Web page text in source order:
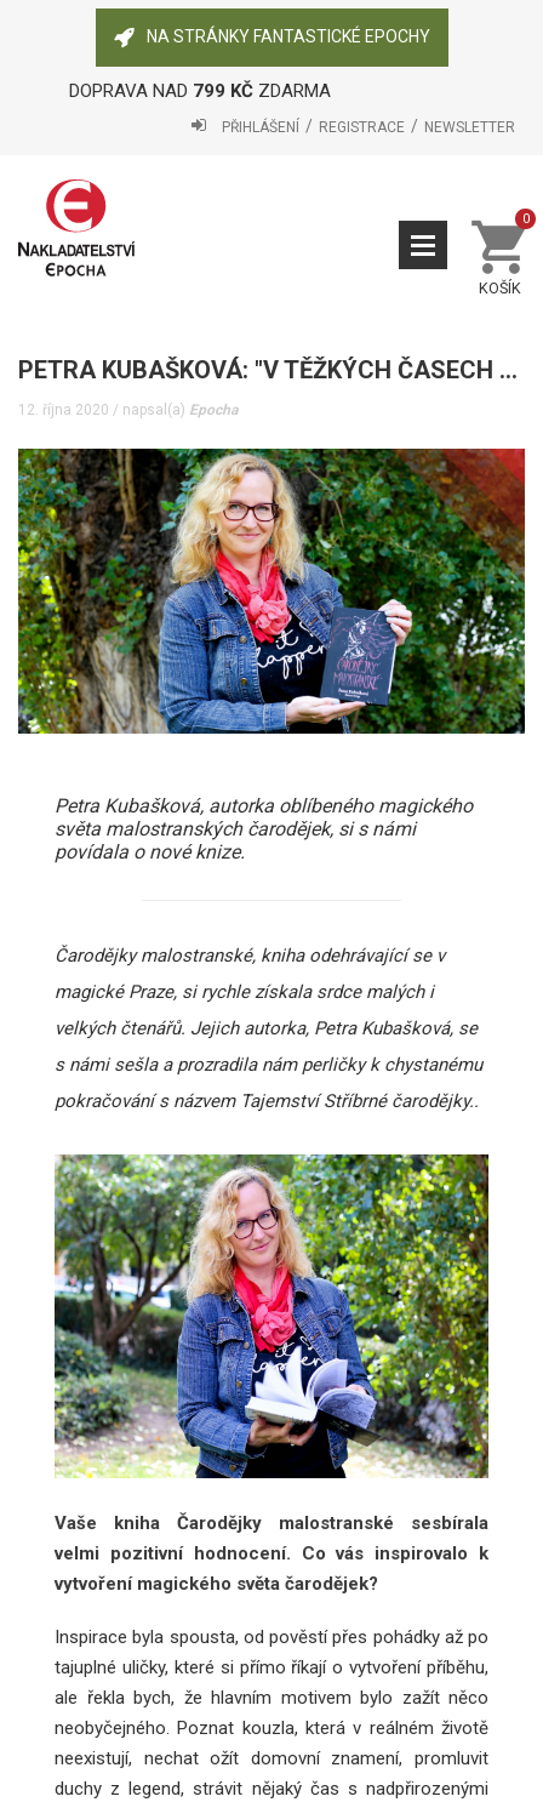
NA STRÁNKY FANTASTICKÉ EPOCHY
DOPRAVA NAD 799 KČZDARMA
PŘIHLÁŠENÍ REGISTRACE NEWSLETTER
KOŠÍK
0
PETRA KUBAŠKOVÁ: "V TĚŽKÝCH ČASECH JE NUTNO DRŽET PŘI SOBĚ."
12. října 2020 / napsal(a) Epocha
Petra Kubašková, autorka oblíbeného magického
světa malostranských čarodějek, si s námi
povídala o nové knize.
Čarodějky malostranské, kniha odehrávající se v
magické Praze, si rychle získala srdce malých i
velkých čtenářů. Jejich autorka, Petra Kubašková, se
s námi sešla a prozradila nám perličky k chystanému
pokračování s názvem Tajemství Stříbrné čarodějky..
Vaše kniha Čarodějky malostranské sesbírala
velmi pozitivní hodnocení. Co vás inspirovalo k
vytvoření magického světa čarodějek?
Inspirace byla spousta, od pověstí přes pohádky až po
tajuplné uličky, které si přímo říkají o vytvoření příběhu,
ale řekla bych, že hlavním motivem bylo zažít něco
neobyčejného. Poznat kouzla, která v reálném životě
neexistují, nechat ožít domovní znamení, promluvit
duchy z legend, strávit nějaký čas s nadpřirozenými